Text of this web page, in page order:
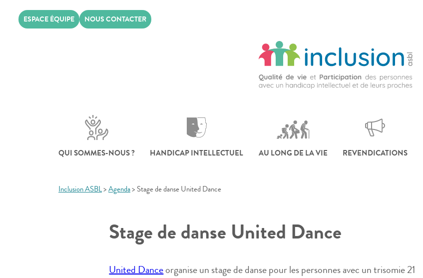
ESPACE ÉQUIPE NOUS CONTACTER
QUI SOMMES-NOUS ? HANDICAP INTELLECTUEL AU LONG DE LA VIE REVENDICATIONS
Inclusion ASBL> Agenda > Stage de danse United Dance
Stage de danse United Dance
United Dance organise un stage de danse pour les personnes avec un trisomie 21